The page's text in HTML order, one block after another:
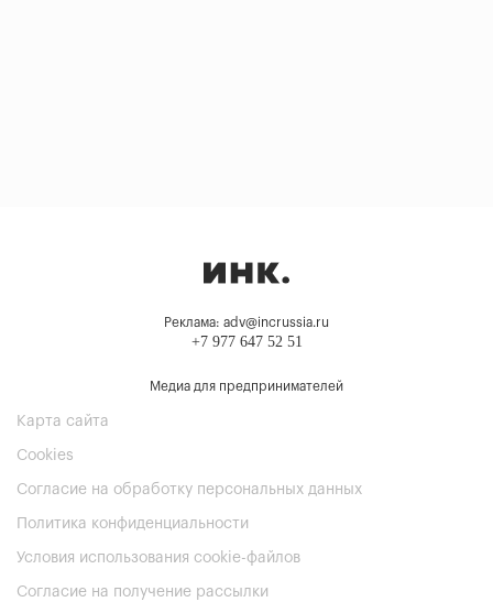
Реклама: adv@incrussia.ru
+7 977 647 52 51
Медиа для предпринимателей
Карта сайта
Cookies
Согласие на обработку персональных данных
Политика конфиденциальности
Условия использования cookie-файлов
Согласие на получение рассылки